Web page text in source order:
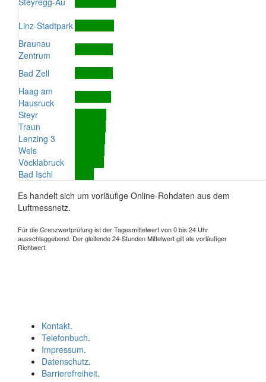
Linz-Stadtpark
Braunau
Zentrum
Bad Zell
Haag am
Hausruck
Steyr
Traun
Lenzing 3
Wels
Vöcklabruck
Bad Ischl
Es handelt sich um vorläufige Online-Rohdaten aus dem
Luftmessnetz.
Für die Grenzwertprüfung ist der Tagesmittelwert von 0 bis 24 Uhr
ausschlaggebend. Der gleitende 24-Stunden Mittelwert gilt als vorläufiger
Richtwert.
Kontakt.
Telefonbuch.
Impressum.
Datenschutz.
Barrierefreiheit.